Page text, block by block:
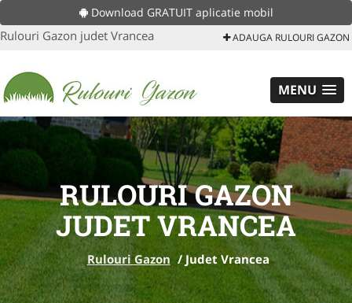
Download GRATUIT aplicatie mobil
Rulouri Gazon judet Vrancea ADAUGA RULOURI GAZON
MENU
RULOURI GAZON
JUDET VRANCEA
Rulouri Gazon / Judet Vrancea